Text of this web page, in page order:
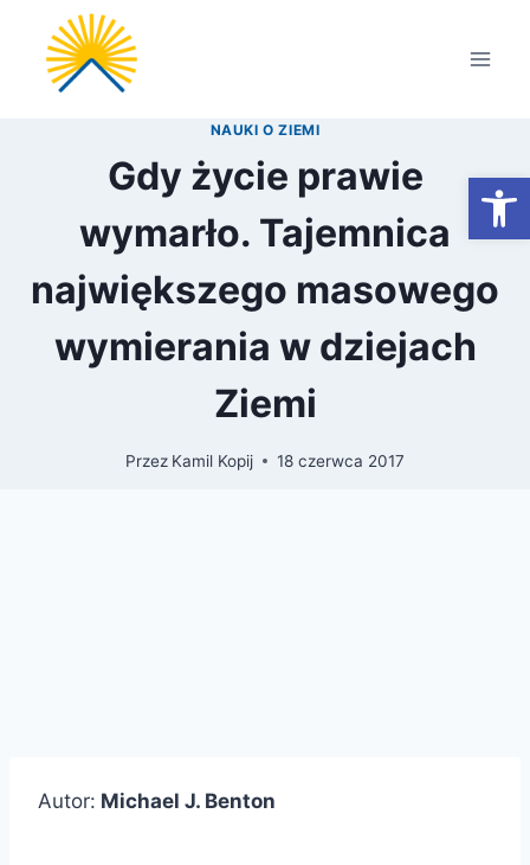
Przejdź
treści
NAUKI O ZIEMI
Gdy życie prawie
wymarło. Tajemnica
największego masowego
wymierania w dziejach
Ziemi
Przez Kamil Kopij 18 czerwca 2017
Autor: Michael J. Benton